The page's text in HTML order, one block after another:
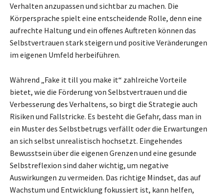
Verhalten anzupassen und sichtbar zu machen. Die
Körpersprache spielt eine entscheidende Rolle, denn eine
aufrechte Haltung und ein offenes Auftreten können das
Selbstvertrauen stark steigern und positive Veränderungen
im eigenen Umfeld herbeiführen.
Während „Fake it till you make it“ zahlreiche Vorteile
bietet, wie die Förderung von Selbstvertrauen und die
Verbesserung des Verhaltens, so birgt die Strategie auch
Risiken und Fallstricke. Es besteht die Gefahr, dass man in
ein Muster des Selbstbetrugs verfällt oder die Erwartungen
an sich selbst unrealistisch hochsetzt. Eingehendes
Bewusstsein über die eigenen Grenzen und eine gesunde
Selbstreflexion sind daher wichtig, um negative
Auswirkungen zu vermeiden. Das richtige Mindset, das auf
Wachstum und Entwicklung fokussiert ist, kann helfen,